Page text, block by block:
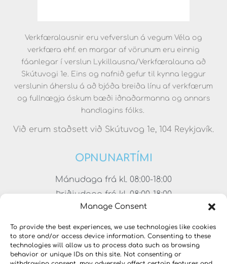
Manage Consent
To provide the best experiences, we use technologies like cookies
to store and/or access device information. Consenting to these
technologies will allow us to process data such as browsing
behavior or unique IDs on this site. Not consenting or
Verkfæralausnir eru vefverslun á vegum Véla og
verkfæra ehf. en margar af vörunum eru einnig
fáanlegar í verslun Lykillausna/Verkfæralauna að
Skútuvogi 1e. Eins og nafnið gefur til kynna leggur
verslunin áherslu á að bjóða breiða línu af verkfærum
og fullnægja óskum bæði iðnaðarmanna og annars
handlagins fólks.
Við erum staðsett við Skútuvog 1e, 104 Reykjavík.
OPNUNARTÍMI
Mánudaga frá kl. 08:00-18:00
Þriðjudaga frá kl. 08:00-18:00
Miðvikudaga frá kl. 08:00-18:00
Fimmtudaga frá kl. 08:00-18:00
Föstudaga frá kl. 08:00-17:00
Laugardaga frá kl. 11:00-15:00